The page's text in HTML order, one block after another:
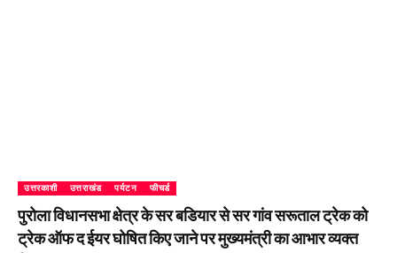
उत्तरकाशी उत्तराखंड पर्यटन फीचर्ड
पुरोला विधानसभा क्षेत्र के सर बडियार से सर गांव सरूताल ट्रेक को
ट्रेक ऑफ द ईयर घोषित किए जाने पर मुख्यमंत्री का आभार व्यक्त